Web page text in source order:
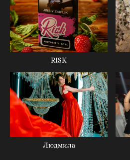
RISK
Людмила